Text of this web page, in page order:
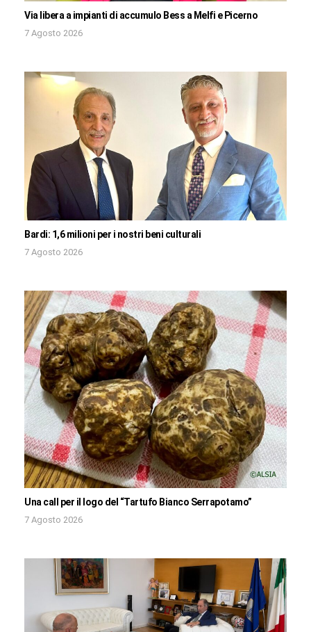
Via libera a impianti di accumulo Bess a Melfi e Picerno
7 Agosto 2026
Bardi: 1,6 milioni per i nostri beni culturali
7 Agosto 2026
Una call per il logo del “Tartufo Bianco Serrapotamo”
7 Agosto 2026